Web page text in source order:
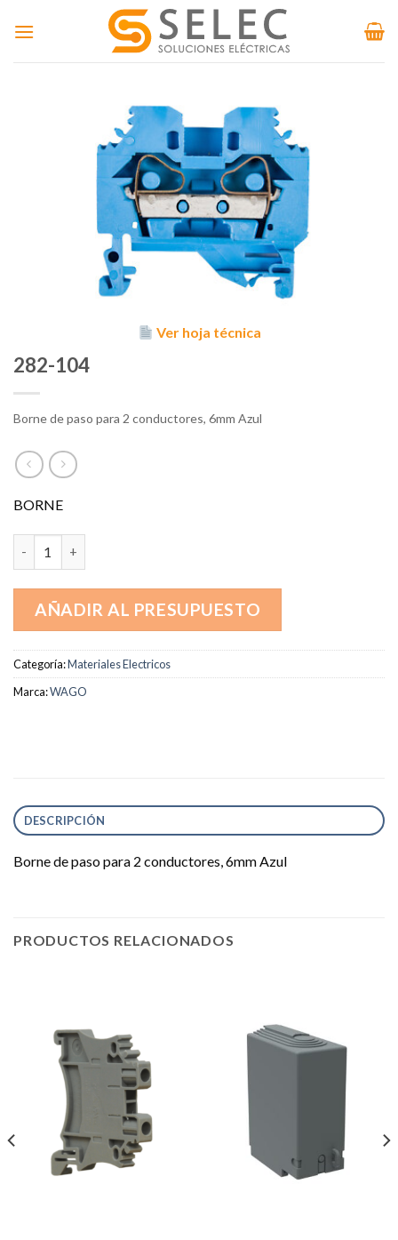
Ver hoja técnica
282-104
Borne de paso para 2 conductores, 6mm Azul
BORNE
AÑADIR AL PRESUPUESTO
Categoría:Materiales Electricos
Marca:WAGO
DESCRIPCIÓN
Borne de paso para 2 conductores, 6mm Azul
PRODUCTOS RELACIONADOS